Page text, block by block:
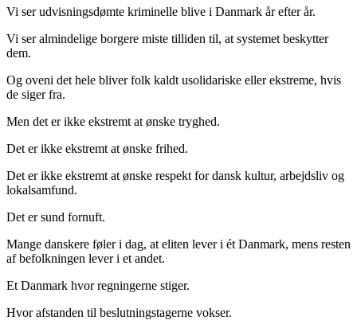
Vi ser udvisningsdømte kriminelle blive i Danmark år efter år.
Vi ser almindelige borgere miste tilliden til, at systemet beskytter
dem.
Og oveni det hele bliver folk kaldt usolidariske eller ekstreme, hvis
de siger fra.
Men det er ikke ekstremt at ønske tryghed.
Det er ikke ekstremt at ønske frihed.
Det er ikke ekstremt at ønske respekt for dansk kultur, arbejdsliv og
lokalsamfund.
Det er sund fornuft.
Mange danskere føler i dag, at eliten lever i ét Danmark, mens resten
af befolkningen lever i et andet.
Et Danmark hvor regningerne stiger.
Hvor afstanden til beslutningstagerne vokser.